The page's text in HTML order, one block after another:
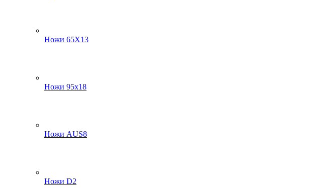
Ножи 65Х13
Ножи 95х18
Ножи AUS8
Ножи D2